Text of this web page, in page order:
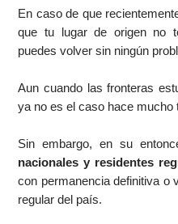
En caso de que
que tu lugar de origen no
puedes volver sin ningún
Aun cuando las fronteras
ya no es el caso hace mucho
Sin embargo, en su
nacionales y residentes
con permanencia definitiva o
regular del país.